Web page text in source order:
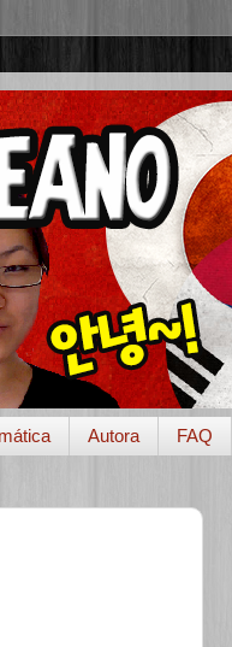
Autora FAQ